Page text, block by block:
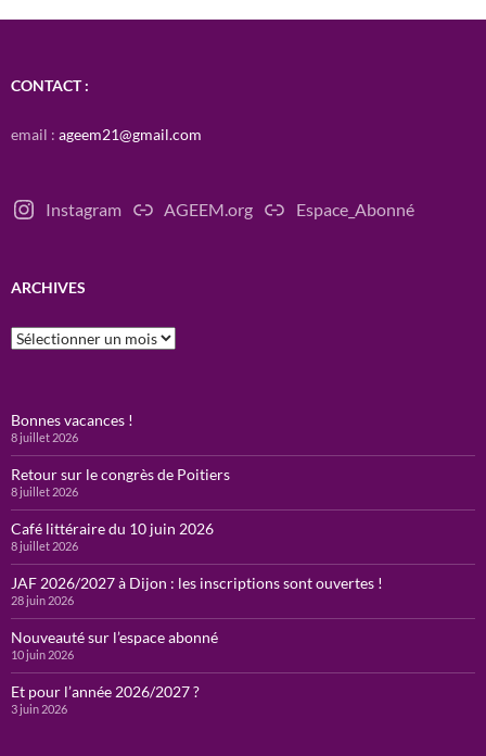
CONTACT :
email : ageem21@gmail.com
Instagram AGEEM.org Espace_Abonné
ARCHIVES
Archives
Bonnes vacances !
8 juillet 2026
Retour sur le congrès de Poitiers
8 juillet 2026
Café littéraire du 10 juin 2026
8 juillet 2026
JAF 2026/2027 à Dijon : les inscriptions sont ouvertes !
28 juin 2026
Nouveauté sur l’espace abonné
10 juin 2026
Et pour l’année 2026/2027 ?
3 juin 2026